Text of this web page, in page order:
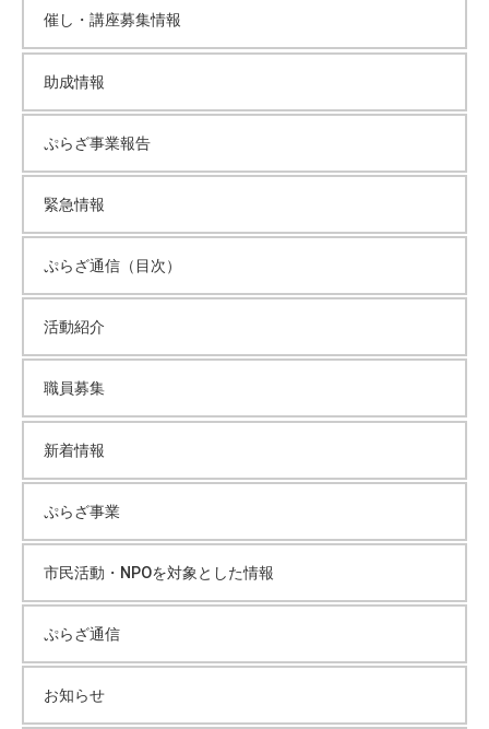
イ
ブ
催し・講座募集情報
助成情報
ぷらざ事業報告
緊急情報
ぷらざ通信（目次）
活動紹介
職員募集
新着情報
ぷらざ事業
市民活動・NPOを対象とした情報
ぷらざ通信
お知らせ